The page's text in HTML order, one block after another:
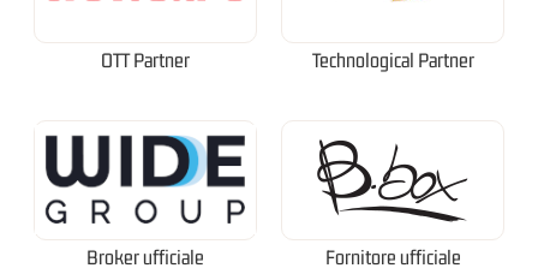
OTT Partner Technological Partner
Broker ufficiale Fornitore ufficiale